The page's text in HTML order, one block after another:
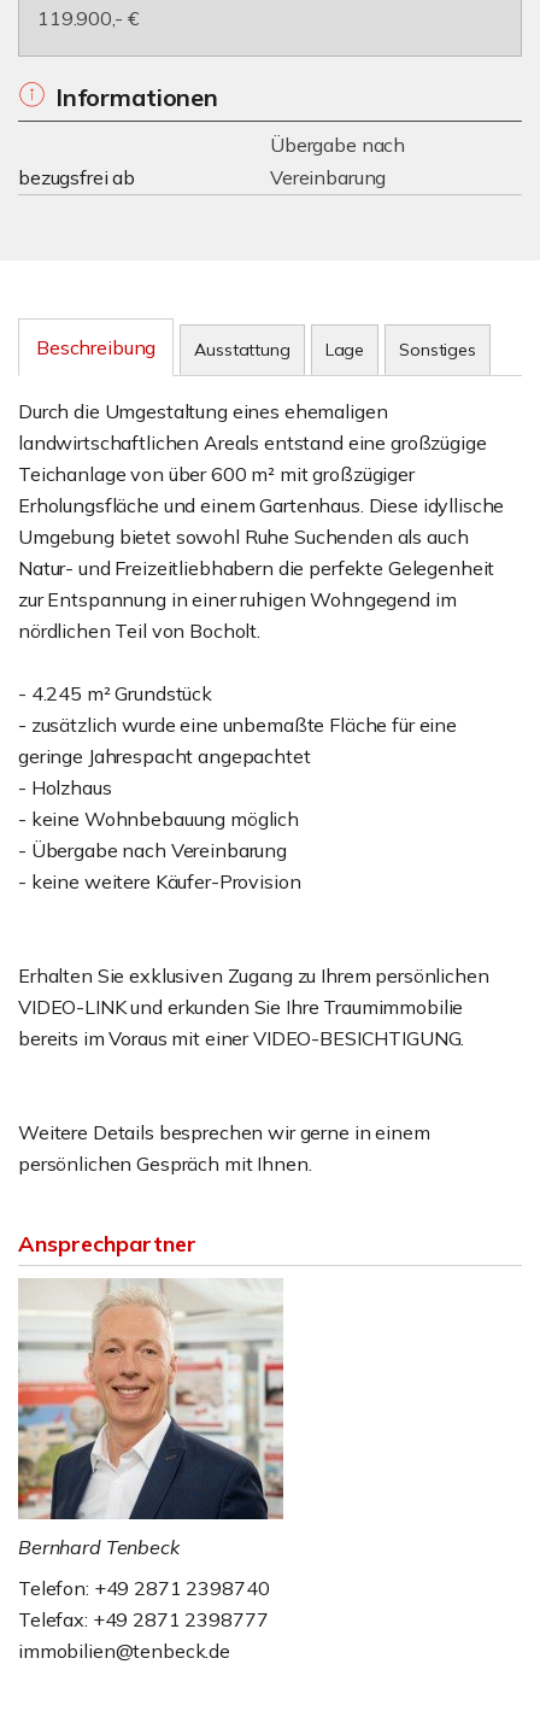
119.900,- €
Informationen
bezugsfrei ab
Übergabe nach
Vereinbarung
Beschreibung Ausstattung Lage Sonstiges
Durch die Umgestaltung eines ehemaligen
landwirtschaftlichen Areals entstand eine großzügige
Teichanlage von über 600 m² mit großzügiger
Erholungsfläche und einem Gartenhaus. Diese idyllische
Umgebung bietet sowohl Ruhe Suchenden als auch
Natur- und Freizeitliebhabern die perfekte Gelegenheit
zur Entspannung in einer ruhigen Wohngegend im
nördlichen Teil von Bocholt.
- 4.245 m² Grundstück
- zusätzlich wurde eine unbemaßte Fläche für eine
geringe Jahrespacht angepachtet
- Holzhaus
- keine Wohnbebauung möglich
- Übergabe nach Vereinbarung
- keine weitere Käufer-Provision
Erhalten Sie exklusiven Zugang zu Ihrem persönlichen
VIDEO-LINK und erkunden Sie Ihre Traumimmobilie
bereits im Voraus mit einer VIDEO-BESICHTIGUNG.
Weitere Details besprechen wir gerne in einem
persönlichen Gespräch mit Ihnen.
Ansprechpartner
Bernhard Tenbeck
Telefon: +49 2871 2398740
Telefax: +49 2871 2398777
immobilien@tenbeck.de